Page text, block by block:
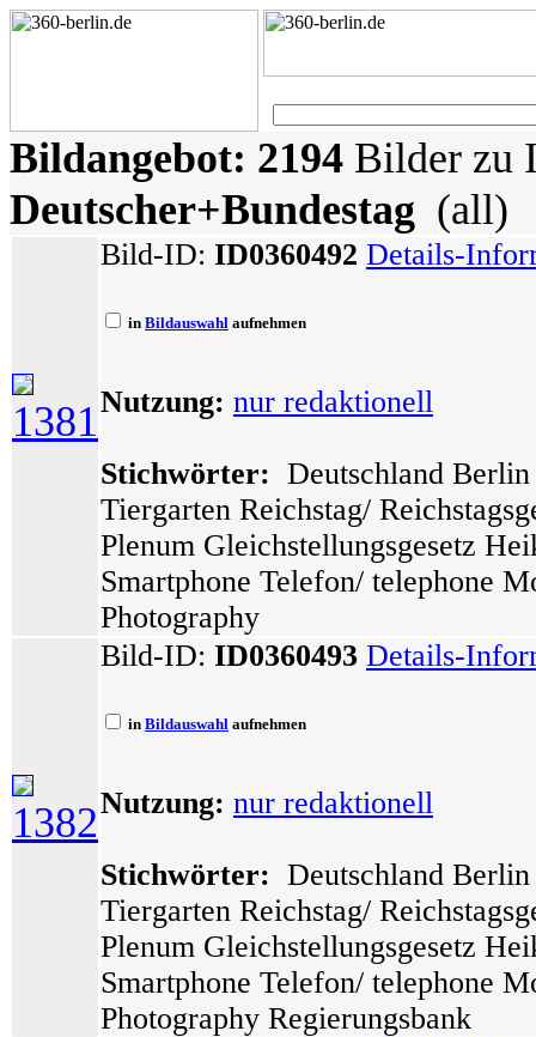
Bildangebot: 2194 Bilder zu
Deutscher+Bundestag (all)
1381
Bild-ID: ID0360492 Details-
in Bildauswahl aufnehmen
Nutzung: nur redaktionell
Stichwörter: Deutschland
Tiergarten Reichstag/
Plenum Gleichstellungsgesetz
Smartphone Telefon/ telephone
Photography
1382
Bild-ID: ID0360493 Details-
in Bildauswahl aufnehmen
Nutzung: nur redaktionell
Stichwörter: Deutschland
Tiergarten Reichstag/
Plenum Gleichstellungsgesetz
Smartphone Telefon/ telephone
Photography Regierungsbank